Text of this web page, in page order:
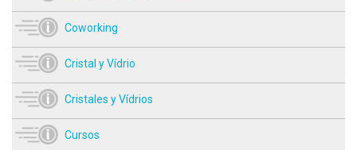
Coworking
Cristal y Vídrio
Cristales y Vídrios
Cursos